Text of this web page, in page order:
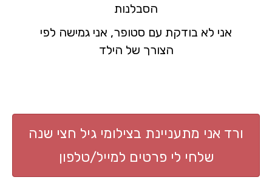
הסבלנות
אני לא בודקת עם סטופר, אני גמישה לפי
הצורך של הילד
ורד אני מתעניינת בצילומי גיל חצי שנה
שלחי לי פרטים למייל/טלפון